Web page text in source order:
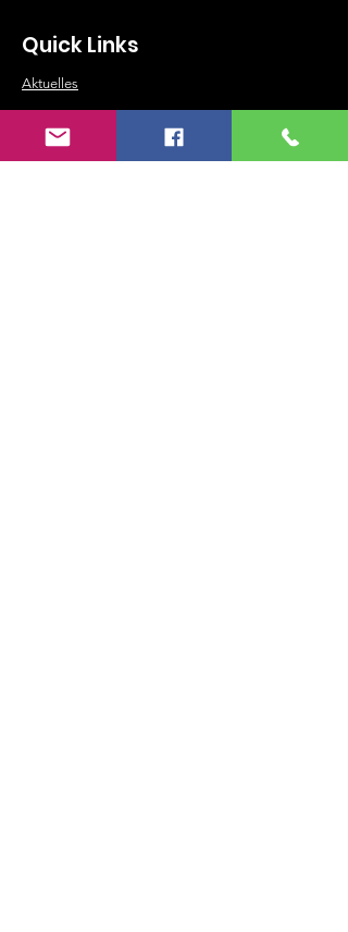
Aktuelles
Quick Links